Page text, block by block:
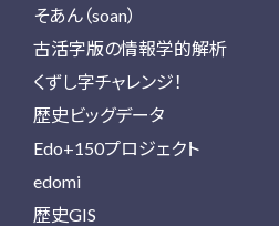
そあん（soan）
古活字版の情報学的解析
くずし字チャレンジ！
歴史ビッグデータ
Edo+150プロジェクト
edomi
歴史GIS